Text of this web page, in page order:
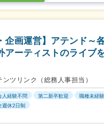
企画運営】アテンド～
アーティストのライブ
ツリンク（総務人事担当）
人経験不問 第二新卒歓迎
職種未経
週休2日制